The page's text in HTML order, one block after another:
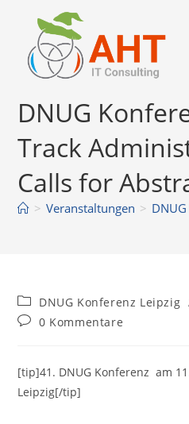
springen
DNUG
Track
Calls for
> Veranstaltungen >
Beitrags-
Kategorie:
DNUG Konferenz Leipzig
Beitrags-
0 Kommentare
[tip]41. DNUG Konferenz am
Leipzig[/tip]